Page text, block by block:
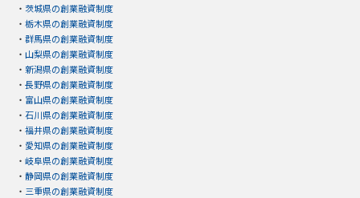
・ 茨城県の創業融資制度
・ 栃木県の創業融資制度
・ 群馬県の創業融資制度
・ 山梨県の創業融資制度
・ 新潟県の創業融資制度
・ 長野県の創業融資制度
・ 富山県の創業融資制度
・ 石川県の創業融資制度
・ 福井県の創業融資制度
・ 愛知県の創業融資制度
・ 岐阜県の創業融資制度
・ 静岡県の創業融資制度
・ 三重県の創業融資制度